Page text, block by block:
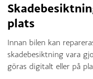
plats
Innan bilen kan
skadebesiktning vara
göras digitalt eller på